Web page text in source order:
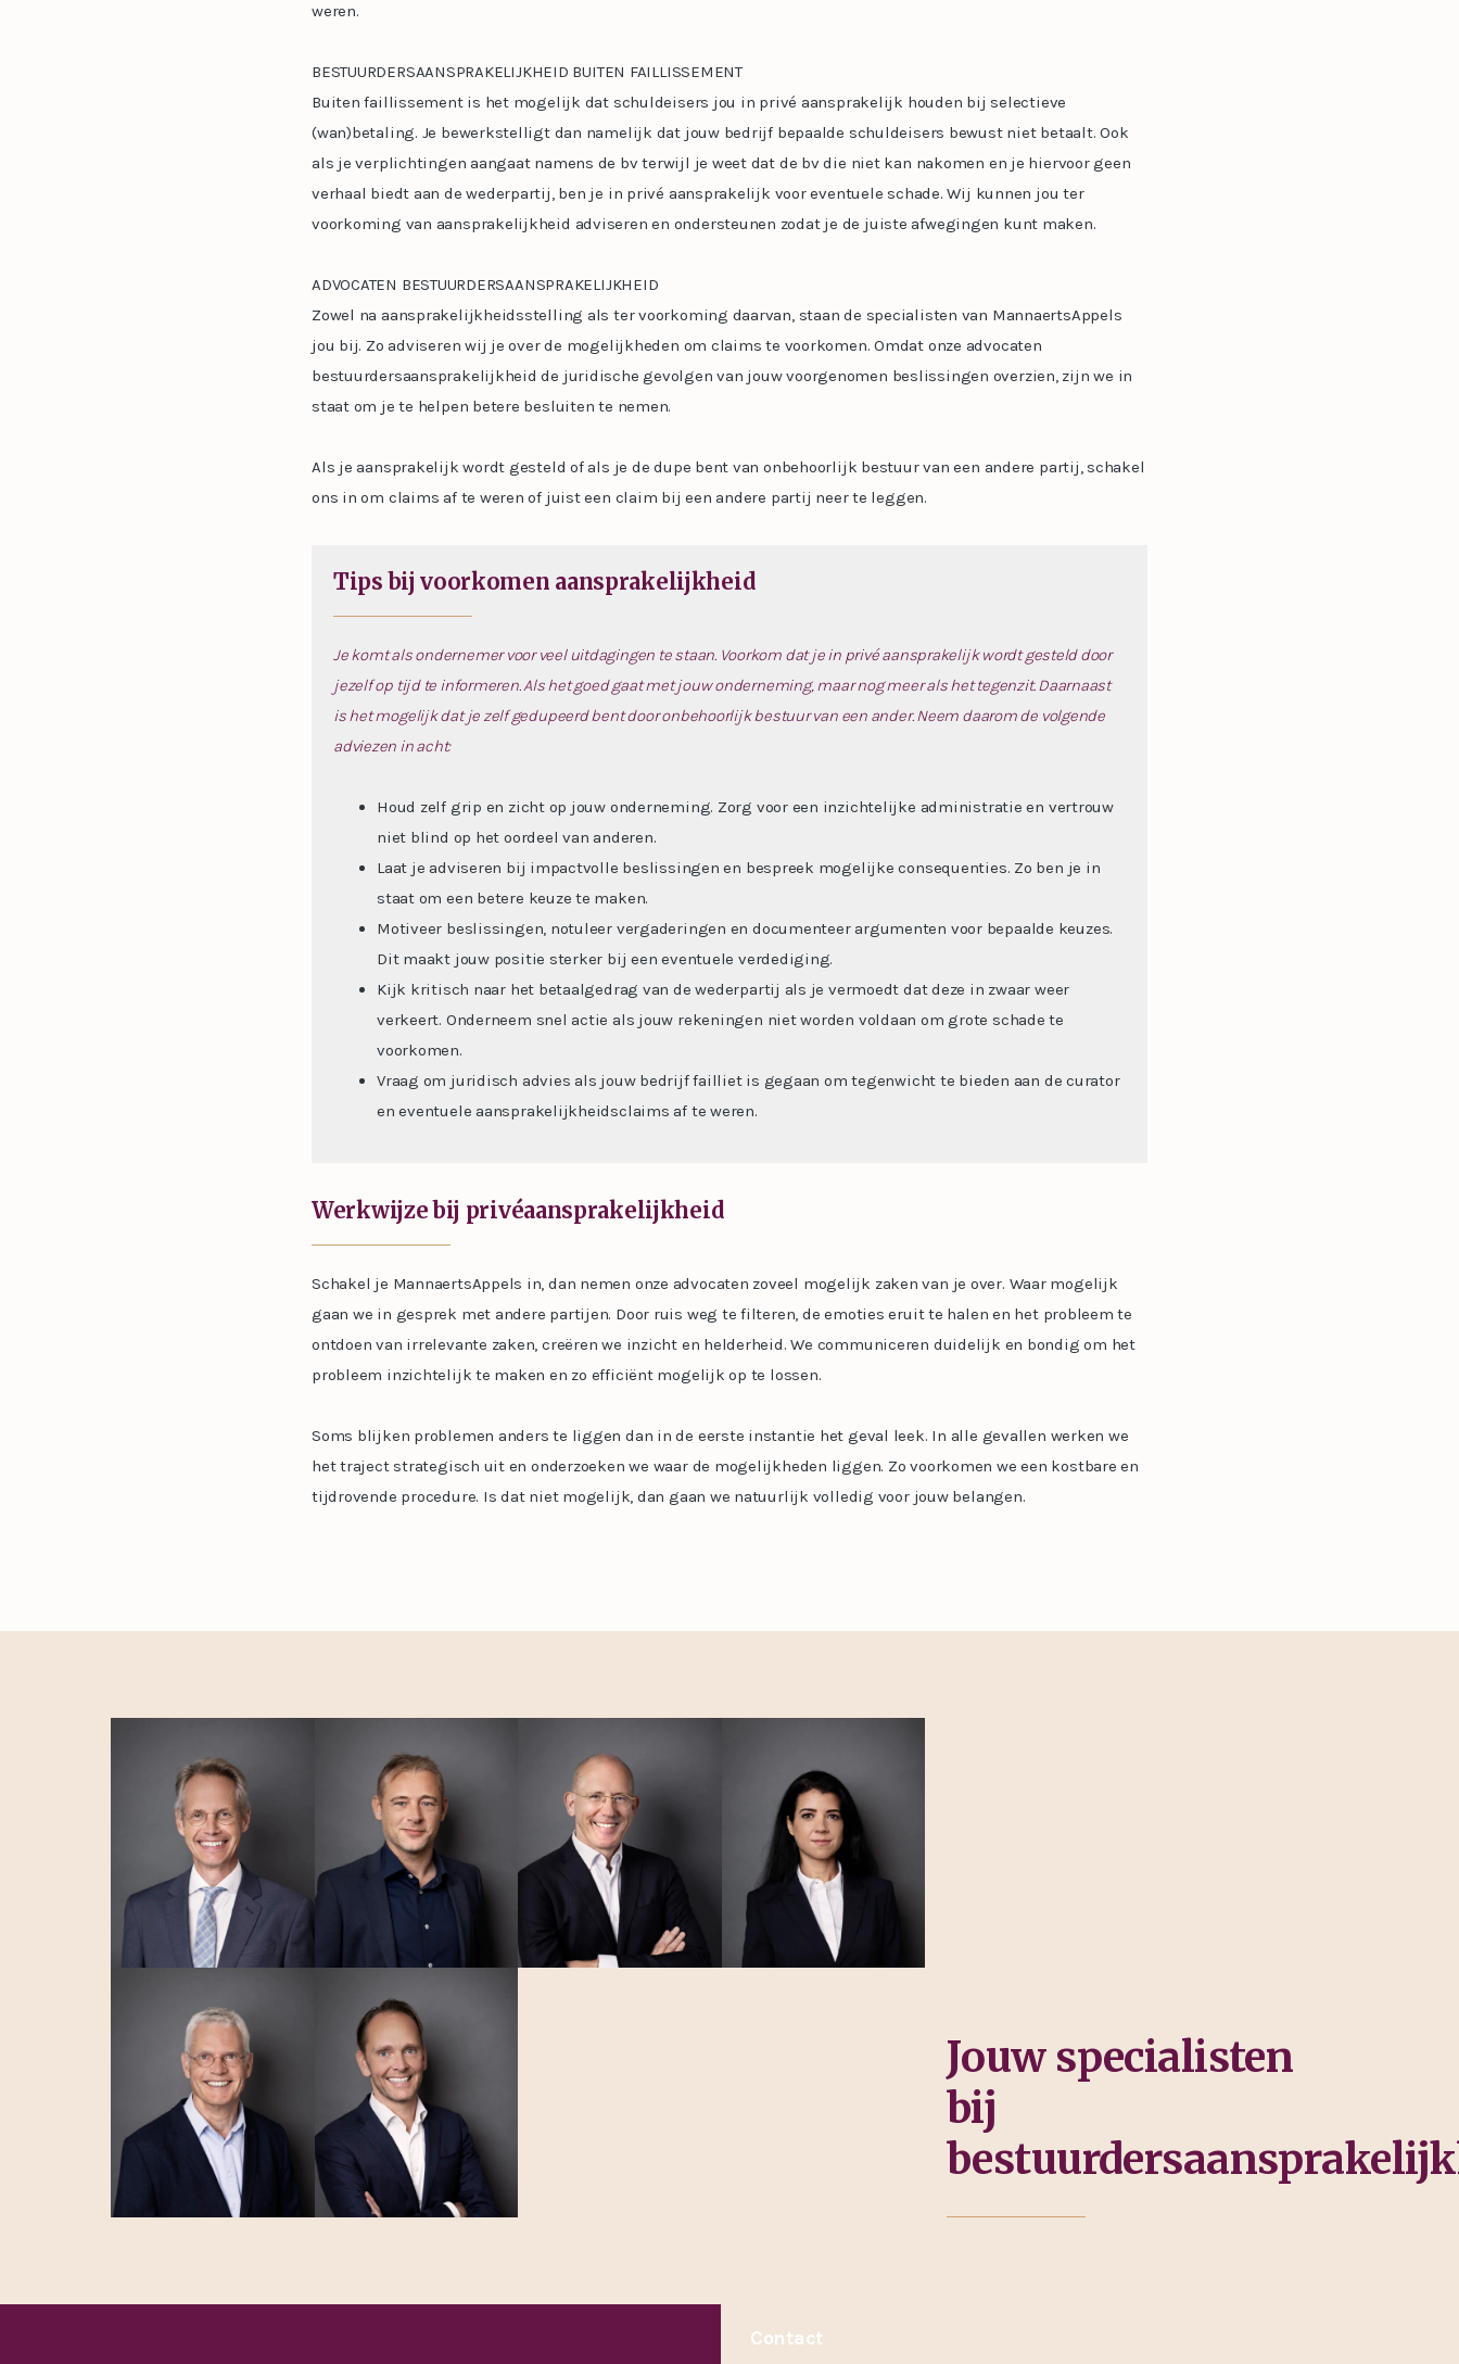
weren.
BESTUURDERSAANSPRAKELIJKHEID BUITEN FAILLISSEMENT
Buiten faillissement is het mogelijk dat schuldeisers jou in privé aansprakelijk houden bij selectieve
(wan)betaling. Je bewerkstelligt dan namelijk dat jouw bedrijf bepaalde schuldeisers bewust niet betaalt. Ook
als je verplichtingen aangaat namens de bv terwijl je weet dat de bv die niet kan nakomen en je hiervoor geen
verhaal biedt aan de wederpartij, ben je in privé aansprakelijk voor eventuele schade. Wij kunnen jou ter
voorkoming van aansprakelijkheid adviseren en ondersteunen zodat je de juiste afwegingen kunt maken.
ADVOCATEN BESTUURDERSAANSPRAKELIJKHEID
Zowel na aansprakelijkheidsstelling als ter voorkoming daarvan, staan de specialisten van MannaertsAppels
jou bij. Zo adviseren wij je over de mogelijkheden om claims te voorkomen. Omdat onze advocaten
bestuurdersaansprakelijkheid de juridische gevolgen van jouw voorgenomen beslissingen overzien, zijn we in
staat om je te helpen betere besluiten te nemen.
Als je aansprakelijk wordt gesteld of als je de dupe bent van onbehoorlijk bestuur van een andere partij, schakel
ons in om claims af te weren of juist een claim bij een andere partij neer te leggen.
Tips bij voorkomen aansprakelijkheid
Je komt als ondernemer voor veel uitdagingen te staan. Voorkom dat je in privé aansprakelijk wordt gesteld door
jezelf op tijd te informeren. Als het goed gaat met jouw onderneming, maar nog meer als het tegenzit. Daarnaast
is het mogelijk dat je zelf gedupeerd bent door onbehoorlijk bestuur van een ander. Neem daarom de volgende
adviezen in acht:
Houd zelf grip en zicht op jouw onderneming. Zorg voor een inzichtelijke administratie en vertrouw
niet blind op het oordeel van anderen.
Laat je adviseren bij impactvolle beslissingen en bespreek mogelijke consequenties. Zo ben je in
staat om een betere keuze te maken.
Motiveer beslissingen, notuleer vergaderingen en documenteer argumenten voor bepaalde keuzes.
Dit maakt jouw positie sterker bij een eventuele verdediging.
Kijk kritisch naar het betaalgedrag van de wederpartij als je vermoedt dat deze in zwaar weer
verkeert. Onderneem snel actie als jouw rekeningen niet worden voldaan om grote schade te
voorkomen.
Vraag om juridisch advies als jouw bedrijf failliet is gegaan om tegenwicht te bieden aan de curator
en eventuele aansprakelijkheidsclaims af te weren.
Werkwijze bij privéaansprakelijkheid
Schakel je MannaertsAppels in, dan nemen onze advocaten zoveel mogelijk zaken van je over. Waar mogelijk
gaan we in gesprek met andere partijen. Door ruis weg te filteren, de emoties eruit te halen en het probleem te
ontdoen van irrelevante zaken, creëren we inzicht en helderheid. We communiceren duidelijk en bondig om het
probleem inzichtelijk te maken en zo efficiënt mogelijk op te lossen.
Soms blijken problemen anders te liggen dan in de eerste instantie het geval leek. In alle gevallen werken we
het traject strategisch uit en onderzoeken we waar de mogelijkheden liggen. Zo voorkomen we een kostbare en
tijdrovende procedure. Is dat niet mogelijk, dan gaan we natuurlijk volledig voor jouw belangen.
Jouw specialisten
bij
Contact